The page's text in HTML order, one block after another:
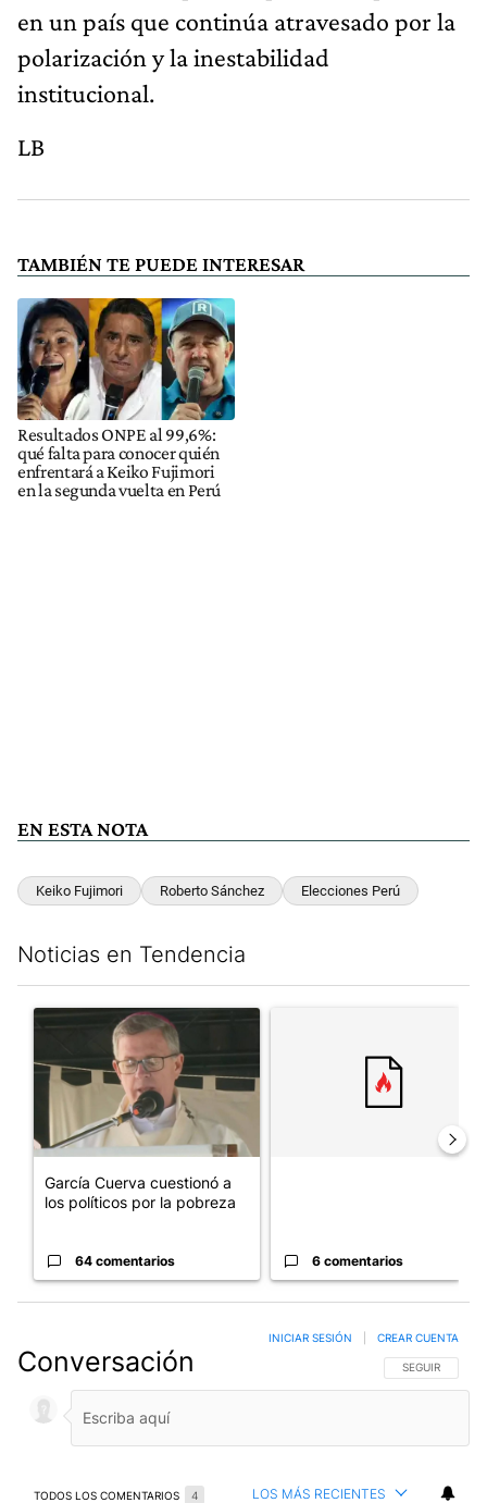
en un país que continúa atravesado por la
polarización y la inestabilidad
institucional.
LB
TAMBIÉN TE PUEDE INTERESAR
Resultados ONPE al 99,6%:
qué falta para conocer quién
enfrentará a Keiko Fujimori
en la segunda vuelta en Perú
EN ESTA NOTA
Keiko Fujimori Roberto Sánchez Elecciones Perú
Noticias en Tendencia
Un artículo de tendencia con el título "García Cuerva
García Cuerva cuestionó a
los políticos por la pobreza
64 comentarios 6 comentarios
Conversación SIGA ESTA
SEGUIR
INICIAR SESIÓN CREAR CUENTA
TODOS LOS COMENTARIOS 4 LOS MÁS RECIENTES